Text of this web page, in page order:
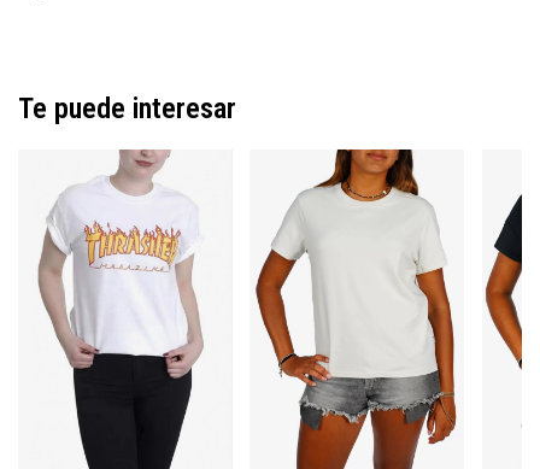
Te puede interesar